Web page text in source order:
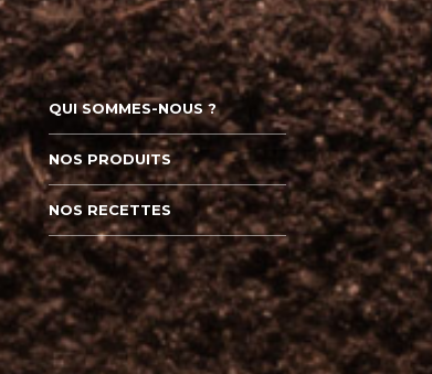
QUI SOMMES-NOUS ?
NOS PRODUITS
NOS RECETTES